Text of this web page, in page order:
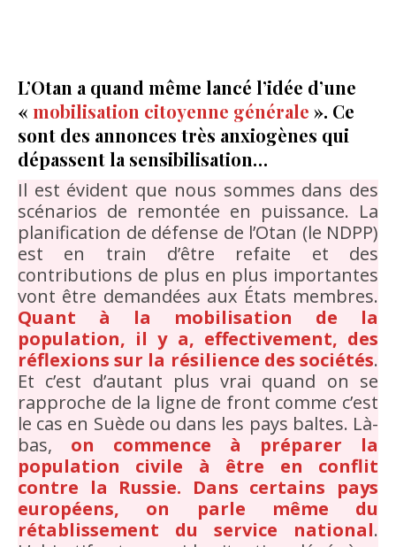
L’Otan a quand même lancé l’idée d’une
« mobilisation citoyenne générale ». Ce
sont des annonces très anxiogènes qui
dépassent la sensibilisation…
Il est évident que nous sommes dans des
scénarios de remontée en puissance. La
planification de défense de l’Otan (le NDPP)
est en train d’être refaite et des
contributions de plus en plus importantes
vont être demandées aux États membres.
Quant à la mobilisation de la
population, il y a, effectivement, des
réflexions sur la résilience des sociétés.
Et c’est d’autant plus vrai quand on se
rapproche de la ligne de front comme c’est
le cas en Suède ou dans les pays baltes. Là-
bas, on commence à préparer la
population civile à être en conflit
contre la Russie. Dans certains pays
européens, on parle même du
rétablissement du service national.